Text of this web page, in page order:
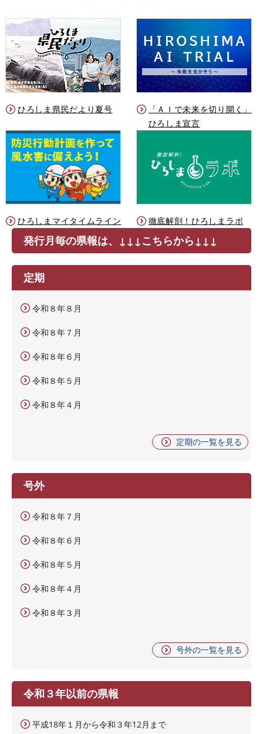
ひろしま県民だより夏号
「ＡＩで未来を切り開く」
ひろしま宣言
ひろしまマイタイムライン 徹底解剖！ひろしまラボ
発行月毎の県報は、↓↓↓こちらから↓↓↓
定期
令和８年８月
令和８年７月
令和８年６月
令和８年５月
令和８年４月
定期の一覧を見る
号外
令和８年７月
令和８年６月
令和８年５月
令和８年４月
令和８年３月
号外の一覧を見る
令和３年以前の県報
平成18年１月から令和３年12月まで